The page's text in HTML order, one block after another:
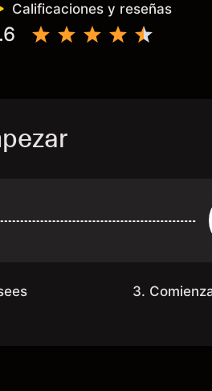
Calificaciones y reseñas
3.